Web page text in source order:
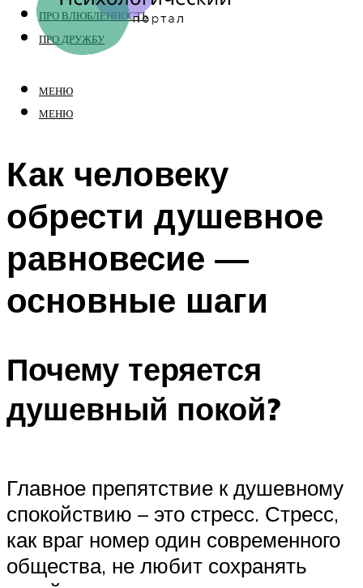
ПРО ВЛЮБЛЕННОСТЬ
ПРО ДРУЖБУ
МЕНЮ
МЕНЮ
Как человеку
обрести душевное
равновесие —
основные шаги
Почему теряется
душевный покой?
Главное препятствие к душевному
спокойствию – это стресс. Стресс,
как враг номер один современного
общества, не любит сохранять